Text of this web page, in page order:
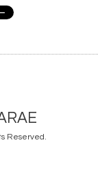
Reserved.